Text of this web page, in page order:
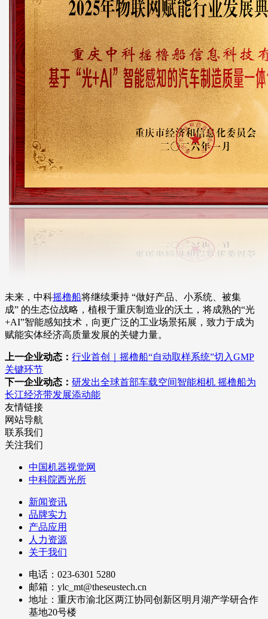
未来，中科摇橹船将继续秉持 “做好产品、小系统、被集
成” 的生态位战略，植根于重庆制造业的沃土，将成熟的“光
+AI”智能感知技术，向更广泛的工业场景拓展，致力于成为
赋能实体经济高质量发展的关键力量。
上一企业动态： 行业首创｜摇橹船“自动取样系统”切入GMP
关键环节
下一企业动态： 研发出全球首部车载空间智能相机 摇橹船为
长江经济带发展添动能
友情链接
网站导航
联系我们
关注我们
中国机器视觉网
中科院西光所
新闻资讯
品牌实力
产品应用
人力资源
关于我们
电话：023-6301 5280
邮箱：ylc_mt@theseustech.cn
地址：重庆市渝北区两江协同创新区明月湖产学研合作
基地20号楼